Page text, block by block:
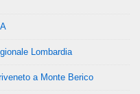
Lombardia
a Monte Berico